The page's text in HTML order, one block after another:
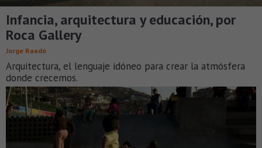
Infancia, arquitectura y educación, por
Roca Gallery
Jorge Raedó
Arquitectura, el lenguaje idóneo para crear la atmósfera
donde crecemos.